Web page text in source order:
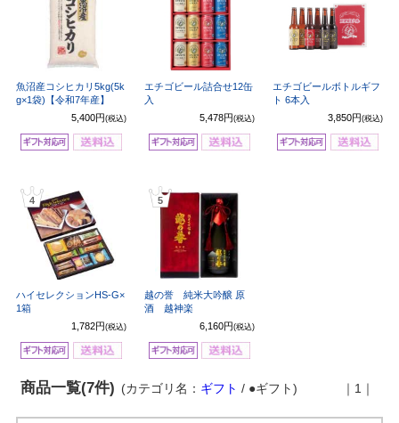
魚沼産コシヒカリ5kg(5k
g×1袋)【令和7年産】
5,400円 (税込)
エチゴビール詰合せ12缶
入
5,478円 (税込)
エチゴビールボトルギフ
ト 6本入
3,850円(税込)
4
ハイセレクションHS-G×
1箱
1,782円 (税込)
5
越の誉 純米大吟醸 原
酒 越神楽
6,160円 (税込)
商品一覧(7件) ｜1｜
(カテゴリ名： ギフト / ●ギフト)